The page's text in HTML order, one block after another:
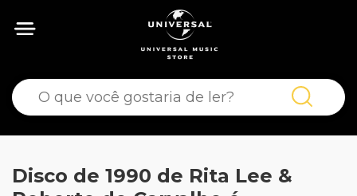
Disco de 1990 de Rita Lee &